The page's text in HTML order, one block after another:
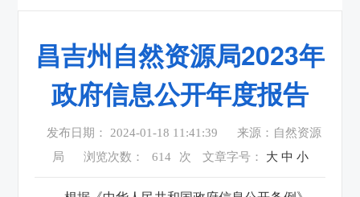
昌吉州自然资源局2023年
政府信息公开年度报告
发布日期： 2024-01-18 11:41:39
来源：自然资源
局
浏览次数： 614 次 文章字号： 大 中 小